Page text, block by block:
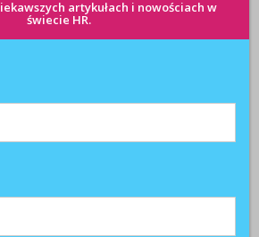
czasem dla
Menadżer” –
artykułach i nowościach w
świecie HR.